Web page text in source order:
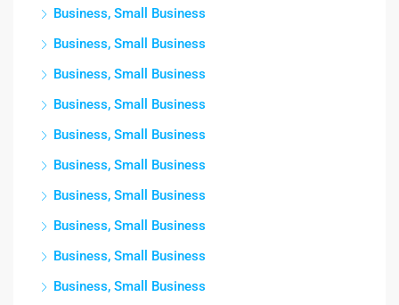
Business, Small Business
Business, Small Business
Business, Small Business
Business, Small Business
Business, Small Business
Business, Small Business
Business, Small Business
Business, Small Business
Business, Small Business
Business, Small Business